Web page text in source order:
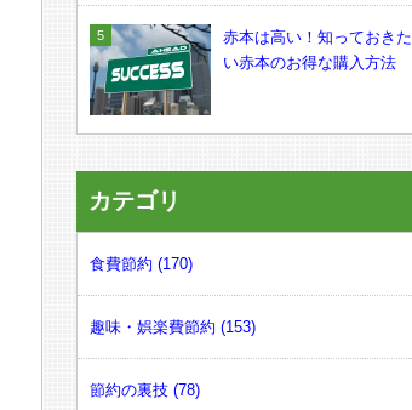
赤本は高い！知っておきた
い赤本のお得な購入方法
カテゴリ
食費節約 (170)
趣味・娯楽費節約 (153)
節約の裏技 (78)